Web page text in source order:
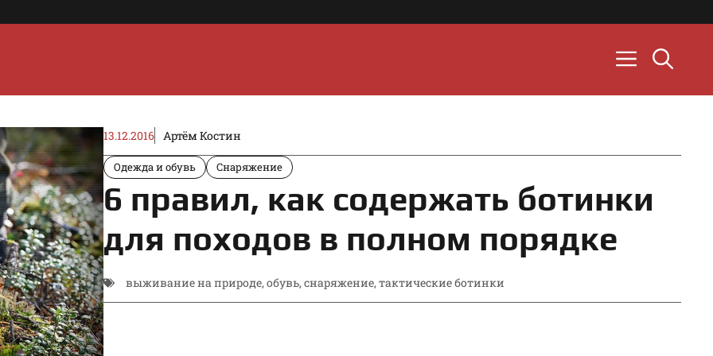
13.12.2016 Артём Костин
Одежда и обувь Снаряжение
6 правил, как содержать ботинки
для походов в полном порядке
выживание на природе,обувь,снаряжение,тактические ботинки